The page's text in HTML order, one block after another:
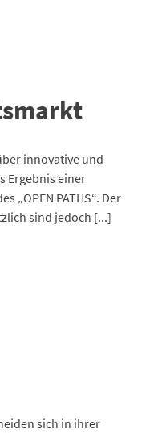
innovative und
Ergebnis einer
PATHS“. Der
sind jedoch [...]
sich in ihrer